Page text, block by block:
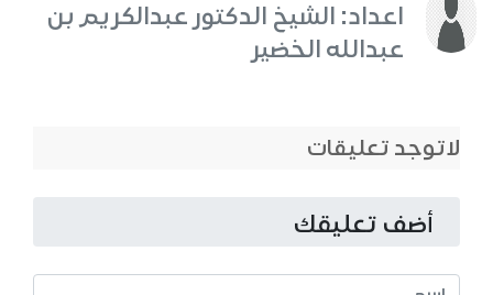
اعداد: الشيخ الدكتور عبدالكريم بن
عبدالله الخضير
لاتوجد تعليقات
أضف تعليقك